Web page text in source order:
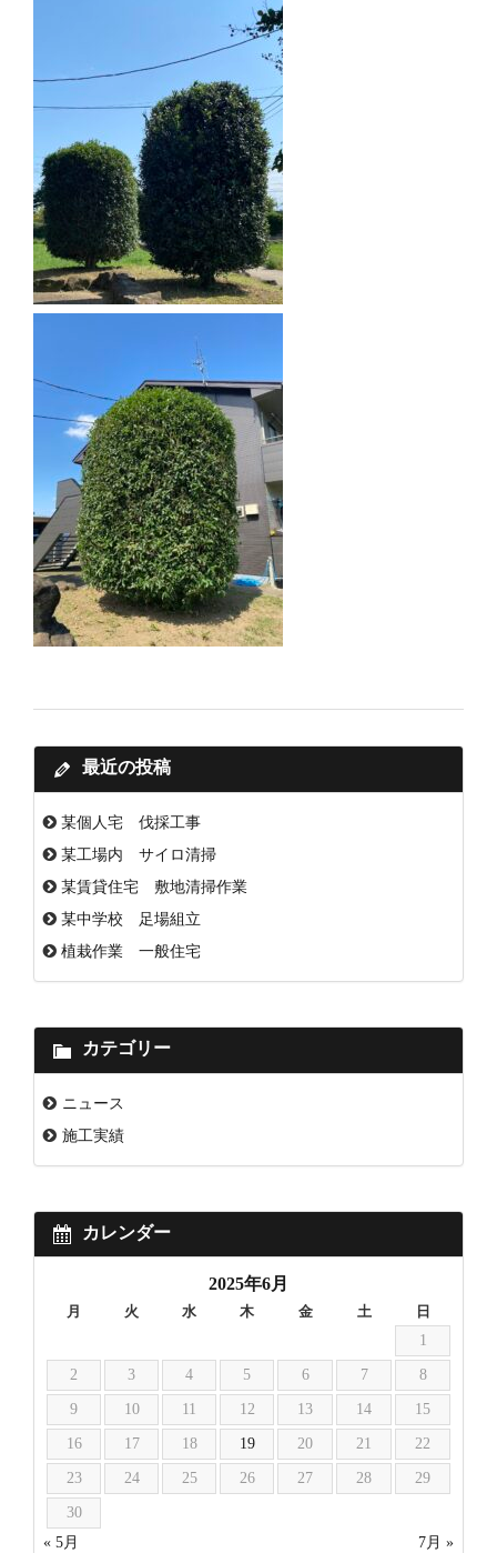
最近の投稿
某個人宅 伐採工事
某工場内 サイロ清掃
某賃貸住宅 敷地清掃作業
某中学校 足場組立
植栽作業 一般住宅
カテゴリー
ニュース
施工実績
カレンダー
2025年6月
月 火 水 木 金 土 日
1
2 3 4 5 6 7 8
9 10 11 12 13 14 15
16 17 18 19 20 21 22
23 24 25 26 27 28 29
30
« 5月
7月 »